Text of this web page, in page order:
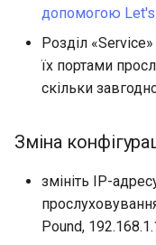
допомогою Let's
Розділ
їх портами
скільки
Зміна
змініть IP-
Pound,